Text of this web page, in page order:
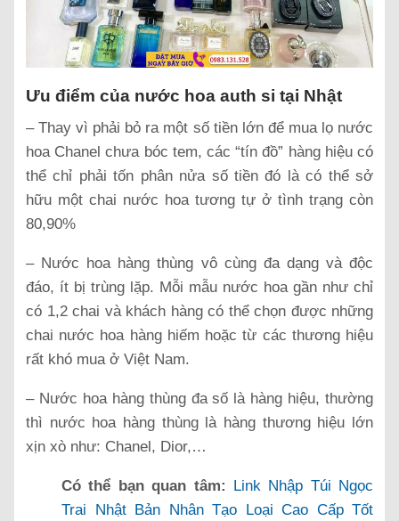
Ưu điểm của nước hoa auth si tại Nhật
– Thay vì phải bỏ ra một số tiền lớn để mua lọ nước
hoa Chanel chưa bóc tem, các “tín đồ” hàng hiệu có
thể chỉ phải tốn phân nửa số tiền đó là có thể sở
hữu một chai nước hoa tương tự ở tình trạng còn
80,90%
– Nước hoa hàng thùng vô cùng đa dạng và độc
đáo, ít bị trùng lặp. Mỗi mẫu nước hoa gần như chỉ
có 1,2 chai và khách hàng có thể chọn được những
chai nước hoa hàng hiếm hoặc từ các thương hiệu
rất khó mua ở Việt Nam.
– Nước hoa hàng thùng đa số là hàng hiệu, thường
thì nước hoa hàng thùng là hàng thương hiệu lớn
xịn xò như: Chanel, Dior,…
Có thể bạn quan tâm: Link Nhập Túi Ngọc
Trai Nhật Bản Nhân Tạo Loại Cao Cấp Tốt